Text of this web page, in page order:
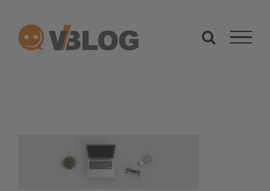
springen